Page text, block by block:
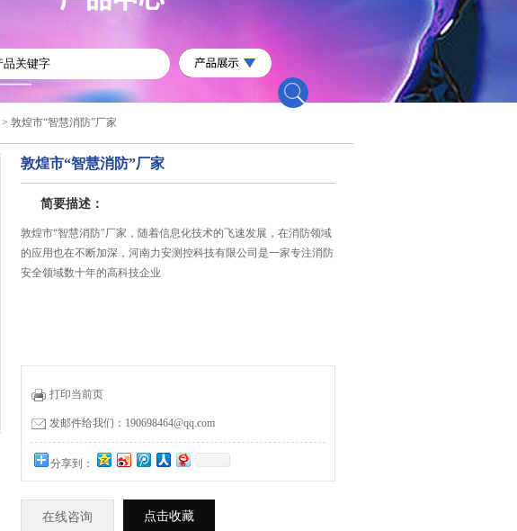
> 敦煌市“智慧消防”厂家
敦煌市“智慧消防”厂家
简要描述：
敦煌市“智慧消防"厂家，随着信息化技术的飞速发展，在消防领域
的应用也在不断加深，河南力安测控科技有限公司是一家专注消防
安全领域数十年的高科技企业
打印当前页
发邮件给我们：190698464@qq.com
分享到：
在线咨询 点击收藏